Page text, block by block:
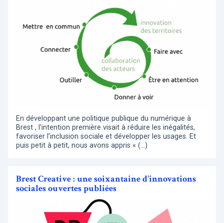
En développant une politique publique du numérique à
Brest , l’intention première visait à réduire les inégalités,
favoriser l’inclusion sociale et développer les usages. Et
puis petit à petit, nous avons appris « (…)
Brest Creative : une soixantaine d’innovations
sociales ouvertes publiées